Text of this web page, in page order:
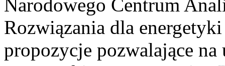
Narodowego Centrum
Rozwiązania dla
propozycje pozwalające